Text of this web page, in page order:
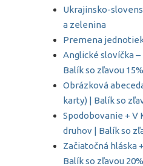
Ukrajinsko-
a zelenina
Premena
Anglické slovíčka –
Balík so zľavou 15%
Obrázková
karty) | Balík so
Spodobovanie + V
druhov | Balík so
Začiatočná hláska
Balík so zľavou 20%